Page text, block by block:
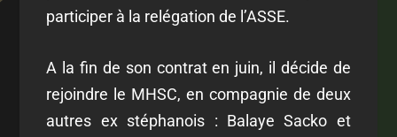
participer à la relégation de l’ASSE.
A la fin de son contrat en juin, il décide de
rejoindre le MHSC, en compagnie de deux
autres ex stéphanois : Balaye Sacko et